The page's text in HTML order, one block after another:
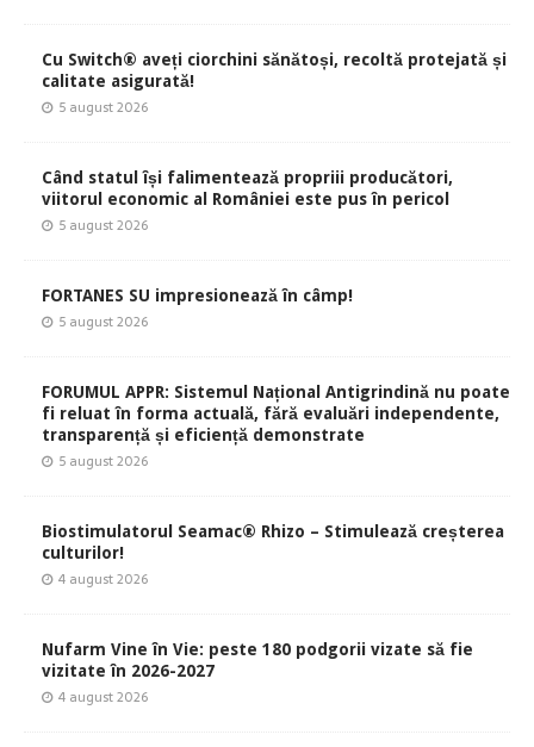
Cu Switch® aveți ciorchini sănătoși, recoltă protejată și
calitate asigurată!
5 august 2026
Când statul își falimentează propriii producători,
viitorul economic al României este pus în pericol
5 august 2026
FORTANES SU impresionează în câmp!
5 august 2026
FORUMUL APPR: Sistemul Național Antigrindină nu poate
fi reluat în forma actuală, fără evaluări independente,
transparență și eficiență demonstrate
5 august 2026
Biostimulatorul Seamac® Rhizo – Stimulează creșterea
culturilor!
4 august 2026
Nufarm Vine în Vie: peste 180 podgorii vizate să fie
vizitate în 2026-2027
4 august 2026